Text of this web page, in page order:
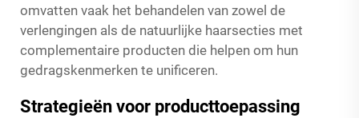
omvatten vaak het behandelen van zowel de
verlengingen als de natuurlijke haarsecties met
complementaire producten die helpen om hun
gedragskenmerken te unificeren.
Strategieën voor producttoepassing